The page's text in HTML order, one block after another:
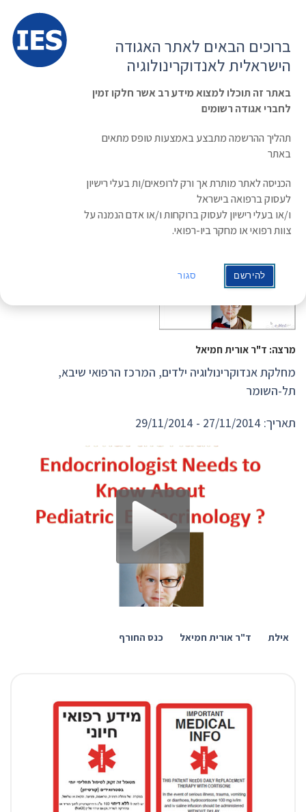
הרשמה ועדכון נתונים
כניסת חברים
ראשי » תעוד מפגש » נושאים בפדיאטריה אנדוקרינולוגית שכל מומחה
נושאים בפדיאטריה אנדוקרינולוגית שכל
מומחה באנדוקרינולוגית מבוגרים חייב
להכיר
מרצה: ד"ר אורית חמיאל
מחלקת אנדוקרינולוגיה ילדים, המרכז הרפואי שיבא,
תל-השומר
תאריך: 27/11/2014 - 29/11/2014
אילת ד"ר אורית חמיאל כנס החורף
ברוכים הבאים לאתר האגודה
הישראלית לאנדוקרינולוגיה
באתר זה תוכלו למצוא מידע רב אשר חלקו זמין
לחברי אגודה רשומים
תהליך ההרשמה מתבצע באמצעות טופס מתאים
באתר
הכניסה לאתר מותרת אך ורק לרופאים/ות בעלי רישיון
לעסוק ברפואה בישראל
ו/או בעלי רישיון לעסוק ברוקחות ו/או אדם הנמנה על
צוות רפואי או מחקר ביו-רפואי.
להירשם סגור